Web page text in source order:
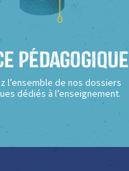
Pédagogique
l’ensemble de nos dossiers
dédiés à l’enseignement.